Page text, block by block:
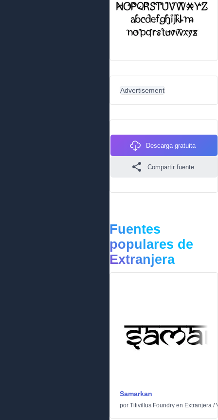
Advertisement
Descarga gratuita
Compartir fuente
Fuentes
populares de
Extranjera
Samarkan
por Titivillus Foundry en Extranjera /